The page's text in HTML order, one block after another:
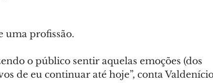
uma profissão.
o público sentir aquelas emoções (dos
de eu continuar até hoje”, conta